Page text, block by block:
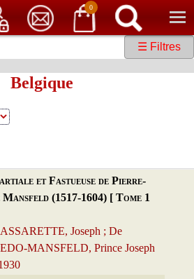
0
Librairie de livres anciens & rares
☰ Filtres
Belgique
et Fastueuse de Pierre-
(1517-1604) [ Tome 1
Joseph ; De
MANSFELD, Prince Joseph